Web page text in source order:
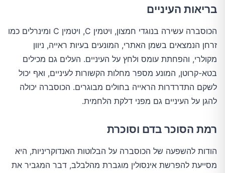
בריאות העיניים
הכוסברה עשירה בנוגדי חמצון, ויטמין C, ויטמין C ומינרלים כמו
זרחן הנמצאים בשמן האתרי, המונעים בעיות ראייה, ניוון
מקולרי, והפחתת עומס ולחץ על העיניים. העלים גם מכילים
בטא-קרוטן, המונע מספר מחלות הקשורות לעיניים, ואף יכול
לשקם התדרדרות הראייה בחולים מבוגרים. הכוסברה יכולה
להגן על העיניים גם מפני דלקת הלחמית.
רמת הסוכר בדם וסוכרת
הודות להשפעה של הכוסברה על הבלוטות האנדוקריניות, היא
מסייעת להפרשת אינסולין מוגברת מהלבלב, דבר המגביר את